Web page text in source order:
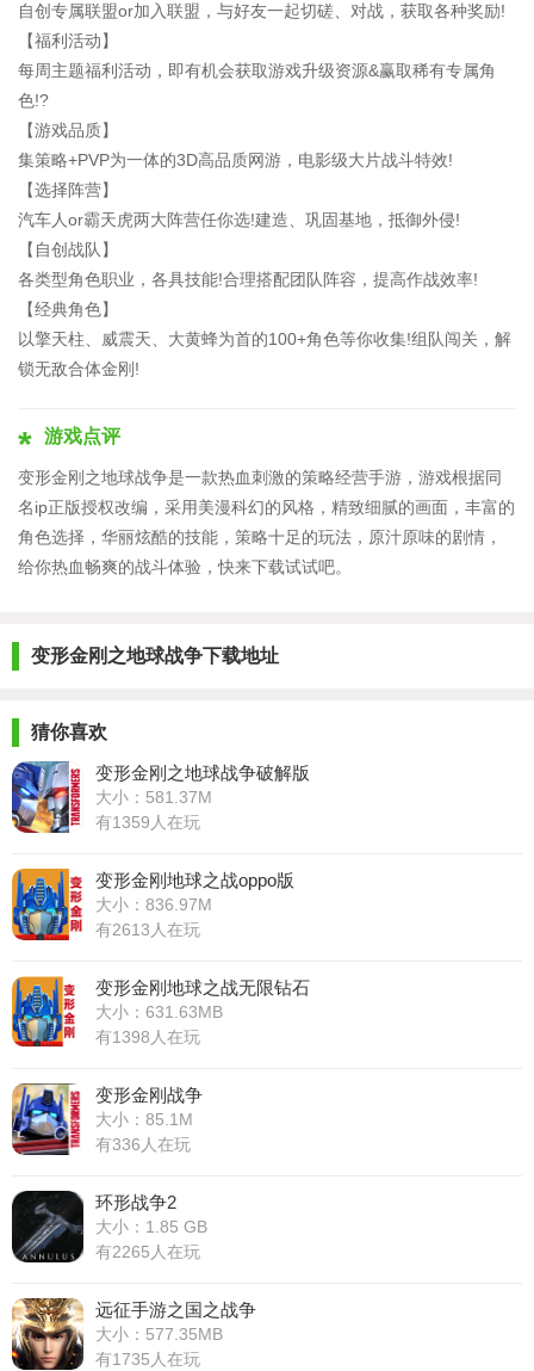
自创专属联盟or加入联盟，与好友一起切磋、对战，获取各种奖励!
【福利活动】
每周主题福利活动，即有机会获取游戏升级资源&赢取稀有专属角
色!?
【游戏品质】
集策略+PVP为一体的3D高品质网游，电影级大片战斗特效!
【选择阵营】
汽车人or霸天虎两大阵营任你选!建造、巩固基地，抵御外侵!
【自创战队】
各类型角色职业，各具技能!合理搭配团队阵容，提高作战效率!
【经典角色】
以擎天柱、威震天、大黄蜂为首的100+角色等你收集!组队闯关，解
锁无敌合体金刚!
游戏点评
变形金刚之地球战争是一款热血刺激的策略经营手游，游戏根据同
名ip正版授权改编，采用美漫科幻的风格，精致细腻的画面，丰富的
角色选择，华丽炫酷的技能，策略十足的玩法，原汁原味的剧情，
给你热血畅爽的战斗体验，快来下载试试吧。
变形金刚之地球战争下载地址
猜你喜欢
变形金刚之地球战争破解版
大小：581.37M
有1359人在玩
变形金刚地球之战oppo版
大小：836.97M
有2613人在玩
变形金刚地球之战无限钻石
大小：631.63MB
有1398人在玩
变形金刚战争
大小：85.1M
有336人在玩
环形战争2
大小：1.85 GB
有2265人在玩
远征手游之国之战争
大小：577.35MB
有1735人在玩